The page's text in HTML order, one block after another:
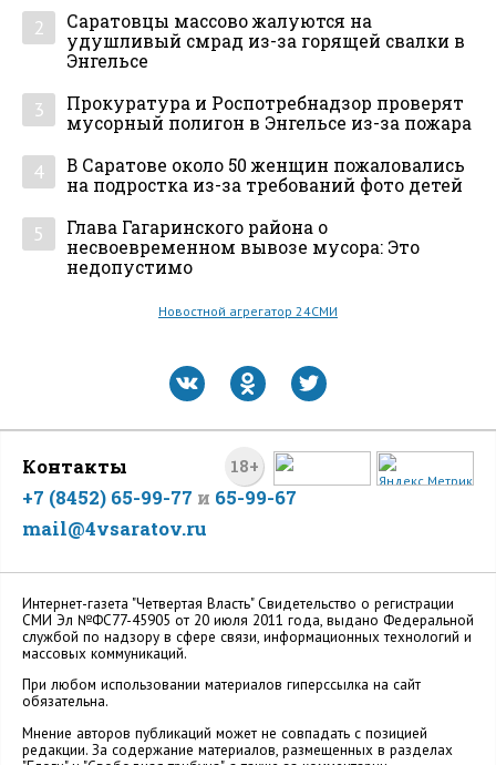
2
Саратовцы массово жалуются на
удушливый смрад из-за горящей свалки в
Энгельсе
3
Прокуратура и Роспотребнадзор проверят
мусорный полигон в Энгельсе из-за пожара
4
В Саратове около 50 женщин пожаловались
на подростка из-за требований фото детей
5
Глава Гагаринского района о
несвоевременном вывозе мусора: Это
недопустимо
Новостной агрегатор 24СМИ
18+
Контакты
+7 (8452) 65-99-77 и 65-99-67
mail@4vsaratov.ru
Интернет-газета "Четвертая Власть" Cвидетельство о регистрации
СМИ Эл №ФС77-45905 от 20 июля 2011 года, выдано Федеральной
службой по надзору в сфере связи, информационных технологий и
массовых коммуникаций.
При любом использовании материалов гиперссылка на сайт
обязательна.
Мнение авторов публикаций может не совпадать с позицией
редакции. За содержание материалов, размещенных в разделах